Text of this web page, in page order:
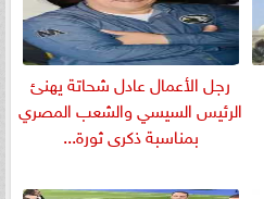
رجل الأعمال عادل شحاتة يهنئ
الرئيس السيسي والشعب المصري
بمناسبة ذكرى ثورة...